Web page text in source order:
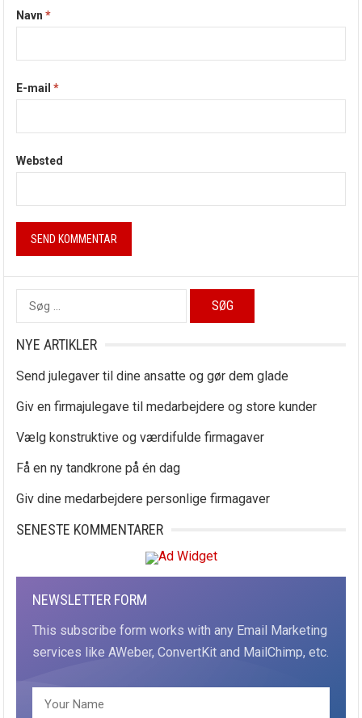
Navn*
E-mail*
Websted
Søg
efter:
NYE ARTIKLER
Send julegaver til dine ansatte og gør dem glade
Giv en firmajulegave til medarbejdere og store kunder
Vælg konstruktive og værdifulde firmagaver
Få en ny tandkrone på én dag
Giv dine medarbejdere personlige firmagaver
SENESTE KOMMENTARER
NEWSLETTER FORM
This subscribe form works with any Email Marketing
services like AWeber, ConvertKit and MailChimp, etc.